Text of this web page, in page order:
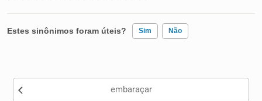
Estes sinônimos foram úteis? Sim Não
Nenhum dos sinônimos apresentados me ajudou
embaraçar